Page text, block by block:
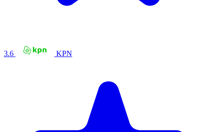
3.6 KPN